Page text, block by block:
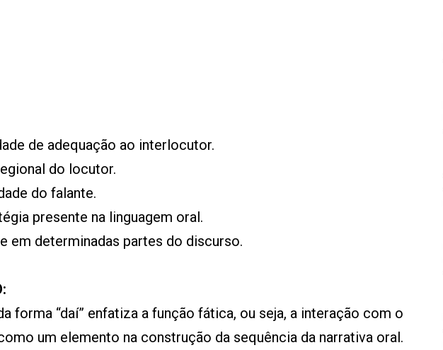
de adequação ao interlocutor.
do locutor.
do falante.
presente na linguagem oral.
em determinadas partes do discurso.
forma “daí” enfatiza a função fática, ou seja, a interação com o
um elemento na construção da sequência da narrativa oral.